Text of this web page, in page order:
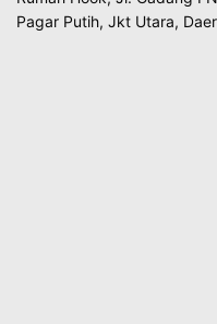
Pagar Putih, Jkt Utara,